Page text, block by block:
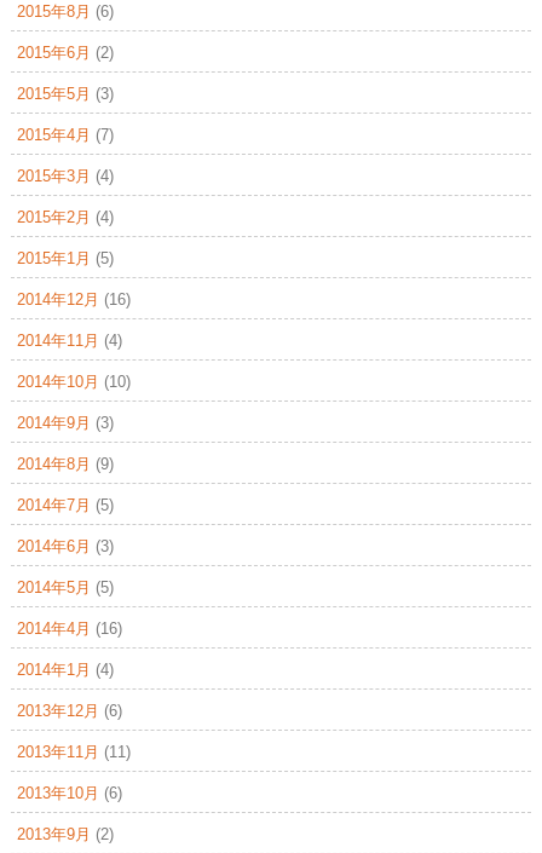
2015年8月 (6)
2015年6月 (2)
2015年5月 (3)
2015年4月 (7)
2015年3月 (4)
2015年2月 (4)
2015年1月 (5)
2014年12月 (16)
2014年11月 (4)
2014年10月 (10)
2014年9月 (3)
2014年8月 (9)
2014年7月 (5)
2014年6月 (3)
2014年5月 (5)
2014年4月 (16)
2014年1月 (4)
2013年12月 (6)
2013年11月 (11)
2013年10月 (6)
2013年9月 (2)